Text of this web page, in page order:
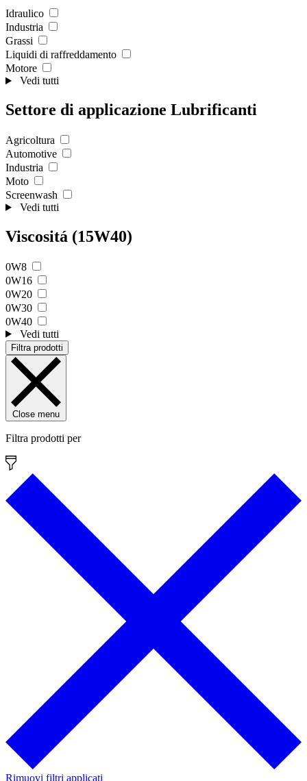
Idraulico
Industria
Grassi
Liquidi di raffreddamento
Motore
Vedi tutti
Settore di applicazione Lubrificanti
Agricoltura
Automotive
Industria
Moto
Screenwash
Vedi tutti
Viscositá (15W40)
0W8
0W16
0W20
0W30
0W40
Vedi tutti
Filtra prodotti
Close menu
Filtra prodotti per
Rimuovi filtri applicati